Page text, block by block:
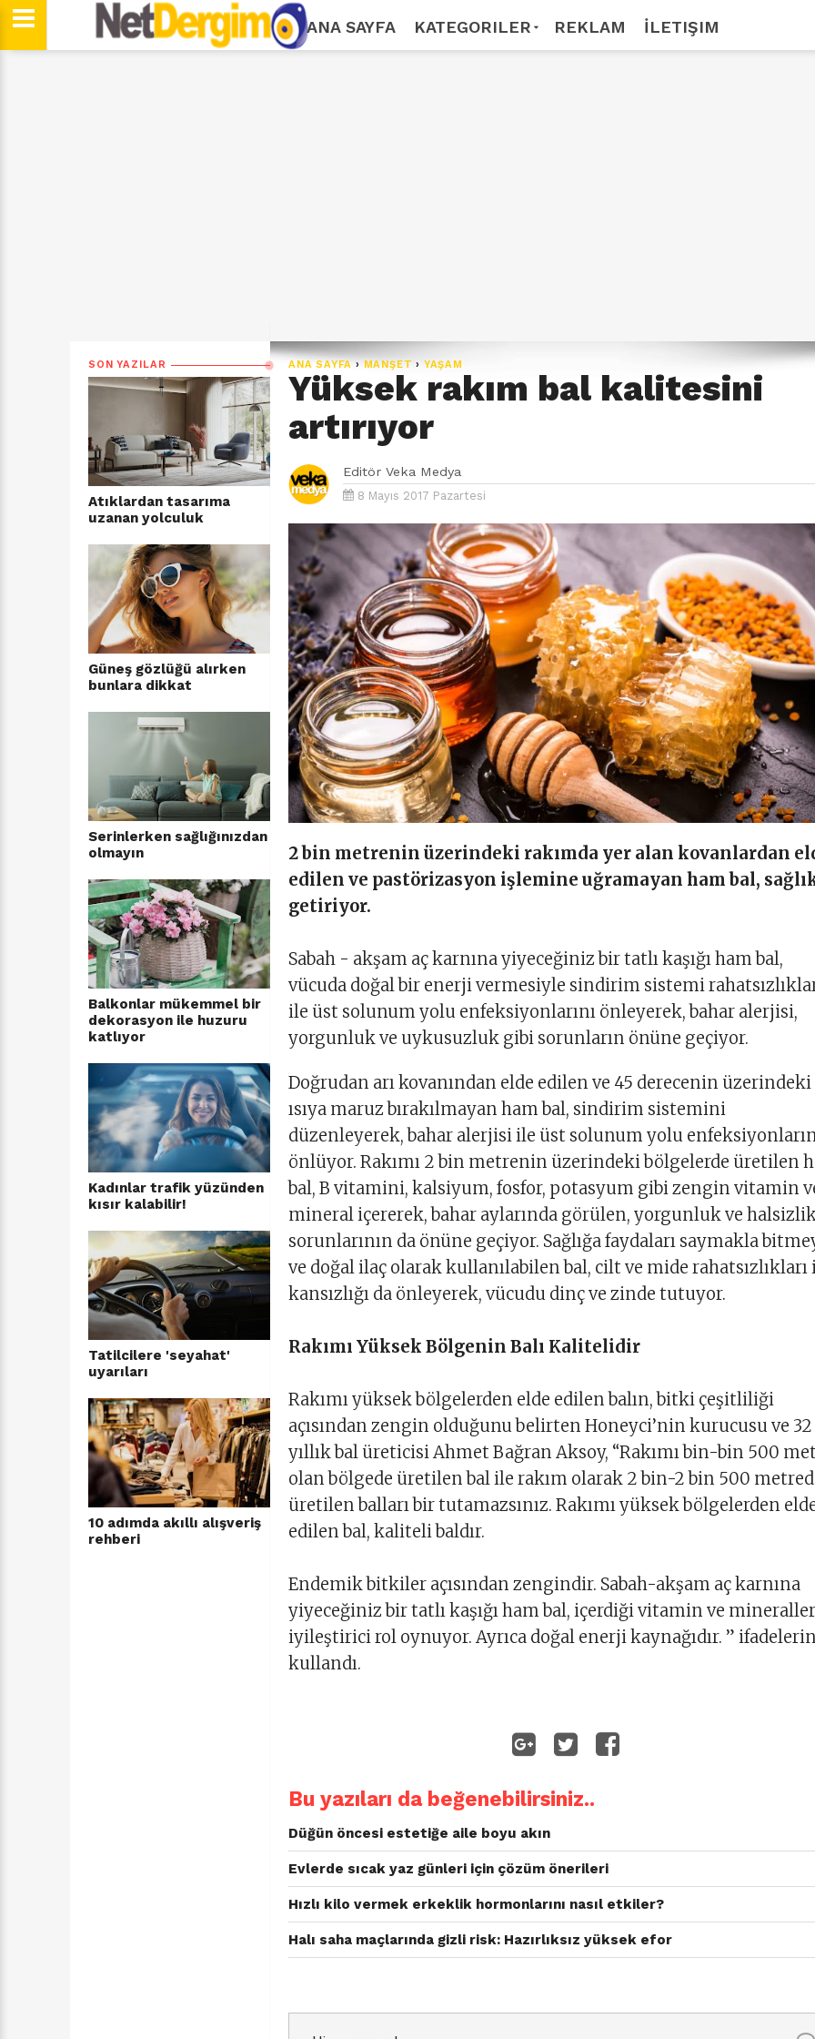
ANA SAYFA KATEGORILER REKLAM İLETIŞIM
SON YAZILAR
Atıklardan tasarıma
uzanan yolculuk
Güneş gözlüğü alırken
bunlara dikkat
Serinlerken sağlığınızdan
olmayın
Balkonlar mükemmel bir
dekorasyon ile huzuru
katlıyor
Kadınlar trafik yüzünden
kısır kalabilir!
Tatilcilere 'seyahat'
uyarıları
10 adımda akıllı alışveriş
rehberi
ANA SAYFA › MANŞET › YAŞAM
Yüksek rakım bal kalitesini
artırıyor
Editör Veka Medya
8 Mayıs 2017 Pazartesi
2 bin metrenin üzerindeki rakımda yer alan kovanlardan
edilen ve pastörizasyon işlemine uğramayan ham bal,
getiriyor.
Sabah - akşam aç karnına yiyeceğiniz bir tatlı kaşığı ham bal,
vücuda doğal bir enerji vermesiyle sindirim sistemi
ile üst solunum yolu enfeksiyonlarını önleyerek, bahar alerjisi,
yorgunluk ve uykusuzluk gibi sorunların önüne geçiyor.
Doğrudan arı kovanından elde edilen ve 45 derecenin üzerindeki
ısıya maruz bırakılmayan ham bal, sindirim sistemini
düzenleyerek, bahar alerjisi ile üst solunum yolu
önlüyor. Rakımı 2 bin metrenin üzerindeki bölgelerde üretilen
bal, B vitamini, kalsiyum, fosfor, potasyum gibi zengin vitamin
mineral içererek, bahar aylarında görülen, yorgunluk ve
sorunlarının da önüne geçiyor. Sağlığa faydaları saymakla
ve doğal ilaç olarak kullanılabilen bal, cilt ve mide rahatsızlıkları
kansızlığı da önleyerek, vücudu dinç ve zinde tutuyor.
Rakımı Yüksek Bölgenin Balı Kalitelidir
Rakımı yüksek bölgelerden elde edilen balın, bitki çeşitliliği
açısından zengin olduğunu belirten Honeyci’nin kurucusu ve 32
yıllık bal üreticisi Ahmet Bağran Aksoy, “Rakımı bin-bin 500
olan bölgede üretilen bal ile rakım olarak 2 bin-2 bin 500
üretilen balları bir tutamazsınız. Rakımı yüksek bölgelerden
edilen bal, kaliteli baldır.
Endemik bitkiler açısından zengindir. Sabah-akşam aç karnına
yiyeceğiniz bir tatlı kaşığı ham bal, içerdiği vitamin ve
iyileştirici rol oynuyor. Ayrıca doğal enerji kaynağıdır. ”
kullandı.
Bu yazıları da beğenebilirsiniz..
Düğün öncesi estetiğe aile boyu akın
Evlerde sıcak yaz günleri için çözüm önerileri
Hızlı kilo vermek erkeklik hormonlarını nasıl etkiler?
Halı saha maçlarında gizli risk: Hazırlıksız yüksek efor